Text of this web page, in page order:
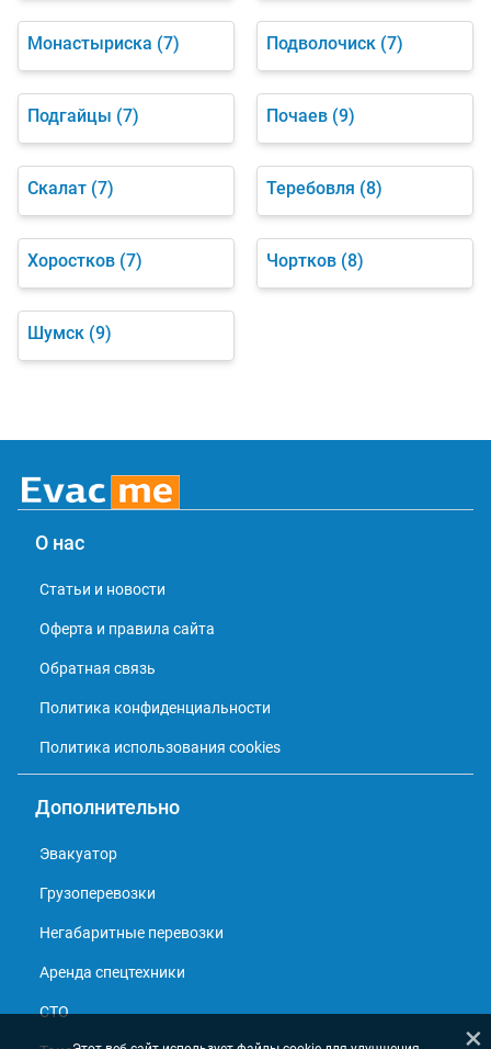
Монастыриска (7) Подволочиск (7)
Подгайцы (7) Почаев (9)
Скалат (7) Теребовля (8)
Хоростков (7) Чортков (8)
Шумск (9)
О нас
Статьи и новости
Оферта и правила сайта
Обратная связь
Политика конфиденциальности
Политика использования cookies
Дополнительно
Эвакуатор
Грузоперевозки
Негабаритные перевозки
Аренда спецтехники
СТО
×